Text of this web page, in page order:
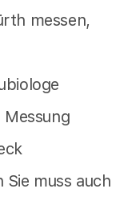
messen,
Messung
muss auch